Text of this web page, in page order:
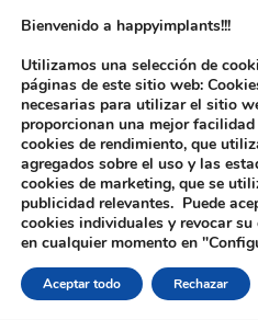
Inicio/ Productos
Bienvenido a happyimplants!!!
Utilizamos una selección de
páginas de este sitio web:
necesarias para utilizar el sitio
proporcionan una mejor
cookies de rendimiento, que
agregados sobre el uso y las
cookies de marketing, que se
publicidad relevantes. Puede
cookies individuales y revocar
en cualquier momento en
Aceptar todo Rechazar